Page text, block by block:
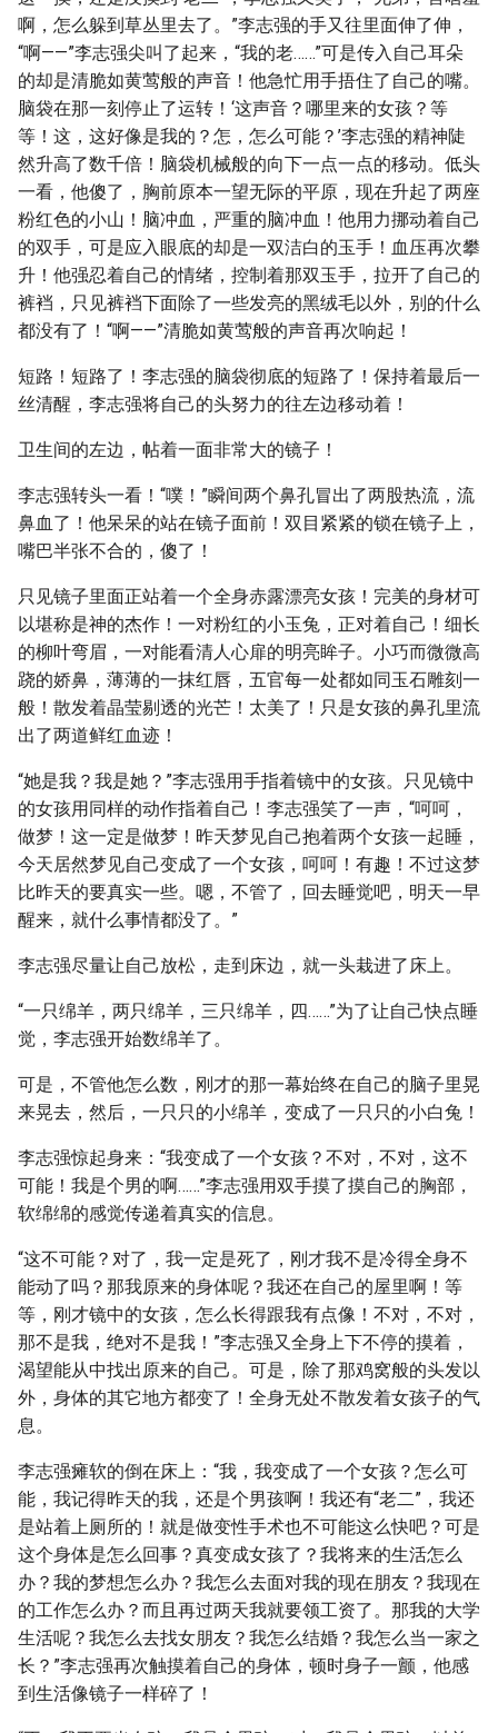
啊，怎么躲到草丛里去了。”李志强的手又往里面伸了伸，
“啊——”李志强尖叫了起来，“我的老……”可是传入自己耳朵
的却是清脆如黄莺般的声音！他急忙用手捂住了自己的嘴。
脑袋在那一刻停止了运转！‘这声音？哪里来的女孩？等
等！这，这好像是我的？怎，怎么可能？’李志强的精神陡
然升高了数千倍！脑袋机械般的向下一点一点的移动。低头
一看，他傻了，胸前原本一望无际的平原，现在升起了两座
粉红色的小山！脑冲血，严重的脑冲血！他用力挪动着自己
的双手，可是应入眼底的却是一双洁白的玉手！血压再次攀
升！他强忍着自己的情绪，控制着那双玉手，拉开了自己的
裤裆，只见裤裆下面除了一些发亮的黑绒毛以外，别的什么
都没有了！“啊——”清脆如黄莺般的声音再次响起！
短路！短路了！李志强的脑袋彻底的短路了！保持着最后一
丝清醒，李志强将自己的头努力的往左边移动着！
卫生间的左边，帖着一面非常大的镜子！
李志强转头一看！“噗！”瞬间两个鼻孔冒出了两股热流，流
鼻血了！他呆呆的站在镜子面前！双目紧紧的锁在镜子上，
嘴巴半张不合的，傻了！
只见镜子里面正站着一个全身赤露漂亮女孩！完美的身材可
以堪称是神的杰作！一对粉红的小玉兔，正对着自己！细长
的柳叶弯眉，一对能看清人心扉的明亮眸子。小巧而微微高
跷的娇鼻，薄薄的一抹红唇，五官每一处都如同玉石雕刻一
般！散发着晶莹剔透的光芒！太美了！只是女孩的鼻孔里流
出了两道鲜红血迹！
“她是我？我是她？”李志强用手指着镜中的女孩。只见镜中
的女孩用同样的动作指着自己！李志强笑了一声，“呵呵，
做梦！这一定是做梦！昨天梦见自己抱着两个女孩一起睡，
今天居然梦见自己变成了一个女孩，呵呵！有趣！不过这梦
比昨天的要真实一些。嗯，不管了，回去睡觉吧，明天一早
醒来，就什么事情都没了。”
李志强尽量让自己放松，走到床边，就一头栽进了床上。
“一只绵羊，两只绵羊，三只绵羊，四……”为了让自己快点睡
觉，李志强开始数绵羊了。
可是，不管他怎么数，刚才的那一幕始终在自己的脑子里晃
来晃去，然后，一只只的小绵羊，变成了一只只的小白兔！
李志强惊起身来：“我变成了一个女孩？不对，不对，这不
可能！我是个男的啊……”李志强用双手摸了摸自己的胸部，
软绵绵的感觉传递着真实的信息。
“这不可能？对了，我一定是死了，刚才我不是冷得全身不
能动了吗？那我原来的身体呢？我还在自己的屋里啊！等
等，刚才镜中的女孩，怎么长得跟我有点像！不对，不对，
那不是我，绝对不是我！”李志强又全身上下不停的摸着，
渴望能从中找出原来的自己。可是，除了那鸡窝般的头发以
外，身体的其它地方都变了！全身无处不散发着女孩子的气
息。
李志强瘫软的倒在床上：“我，我变成了一个女孩？怎么可
能，我记得昨天的我，还是个男孩啊！我还有“老二”，我还
是站着上厕所的！就是做变性手术也不可能这么快吧？可是
这个身体是怎么回事？真变成女孩了？我将来的生活怎么
办？我的梦想怎么办？我怎么去面对我的现在朋友？我现在
的工作怎么办？而且再过两天我就要领工资了。那我的大学
生活呢？我怎么去找女朋友？我怎么结婚？我怎么当一家之
长？”李志强再次触摸着自己的身体，顿时身子一颤，他感
到生活像镜子一样碎了！